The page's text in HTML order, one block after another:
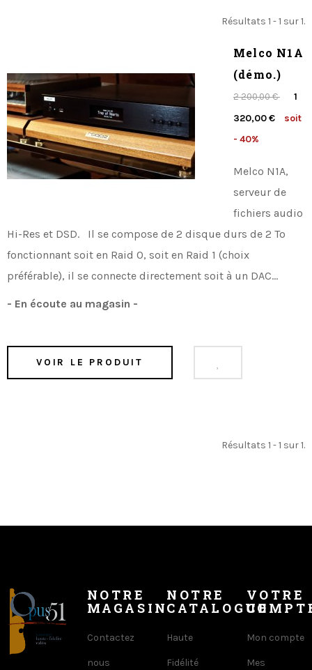
Résultats 1 - 1 sur 1.
Melco N1A
(démo.)
2 200,00 €
1
320,00 €
soit
- 40%
Melco N1A,
serveur de
fichiers audio
Hi-Res et DSD. Il se compose de 2 disque durs de 2 To
fonctionnant soit en Raid 0, soit en Raid 1 (choix
préférable), il se connecte directement soit à un DAC...
- En écoute au magasin -
VOIR LE PRODUIT
Résultats 1 - 1 sur 1.
NOTRE
MAGASIN
Contactez
nous
NOTRE
CATALOGUE
Haute
Fidélité
VOTRE
Mon compte
Mes